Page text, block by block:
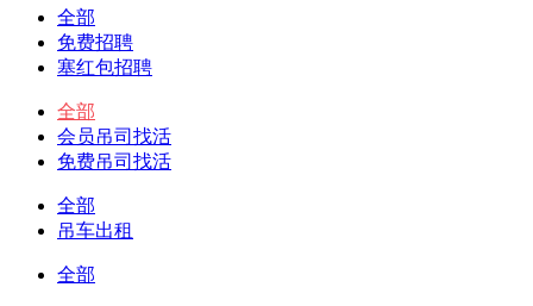
全部
免费招聘
塞红包招聘
全部
会员吊司找活
免费吊司找活
全部
吊车出租
全部